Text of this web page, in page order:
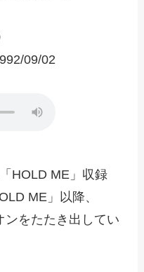
09/02
HOLD ME」収録
ME」以降、
ンをたたき出してい